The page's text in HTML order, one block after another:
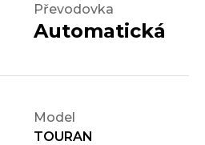
Převodovka
Automatická
Model
TOURAN